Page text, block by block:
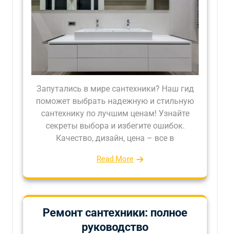
Запутались в мире сантехники? Наш гид
поможет выбрать надежную и стильную
сантехнику по лучшим ценам! Узнайте
секреты выбора и избегите ошибок.
Качество, дизайн, цена – все в
Read More
Ремонт сантехники: полное
руководство